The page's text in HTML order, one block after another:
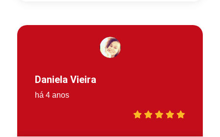
Daniela Vieira
há 4 anos